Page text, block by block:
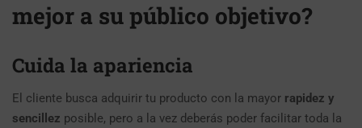
mejor a su público objetivo?
Cuida la apariencia
El cliente busca adquirir tu producto con la mayor rapidez y
sencillez posible, pero a la vez deberás poder facilitar toda la